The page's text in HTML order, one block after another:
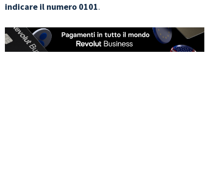
indicare il numero 0101.